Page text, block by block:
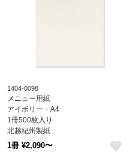
1404-0098
メニュー用紙
アイボリー・A4
1冊500枚入り
北越紀州製紙
Newファインカラー
1冊 ¥2,090〜